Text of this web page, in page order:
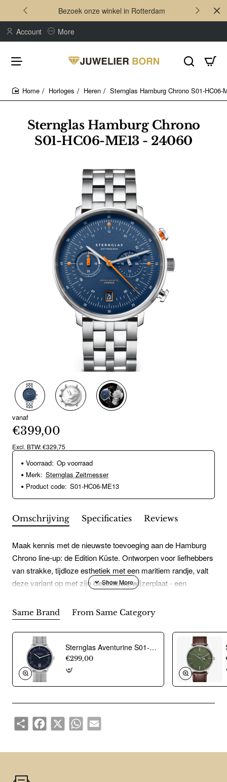
Bezoek onze winkel in Rotterdam
Account More
Sternglas Hamburg Chrono
S01-HC06-ME13 - 24060
Horloges Heren Sternglas Hamburg Chrono S01-HC06-
vanaf
€399,00
Excl. BTW: €329,75
Voorraad: Op voorraad
Merk: Sternglas Zeitmesser
Product code: S01-HC06-ME13
Omschrijving Specificaties Reviews
Maak kennis met de nieuwste toevoeging aan de Hamburg
Chrono line-up: de Edition Küste. Ontworpen voor liefhebbers
van strakke, tijdloze esthetiek met een maritiem randje, valt
deze variant op met zijn diepblauwe wijzerplaat - een
naar het noordelijke zeevarende erfgoed.De roestvrijstalen
kast, met een gepolijste en geborstelde afwerking, brengt
robuuste duurzaamheid in balans met ingetogen verfijning,
waardoor het een veelzijdige keuze is voor elke
gelegenheid.Knaloranje accenten op de chronograafwijzers
en het stiksel van de exclusieve Coast Edition-band geven
het ontwerp een vleugje energie.
Same Brand From Same Category
Sternglas Aventurine S01-NAN40-ME08 horloge - 24004
€299,00
ShareFacebook
X WhatsAppEmail